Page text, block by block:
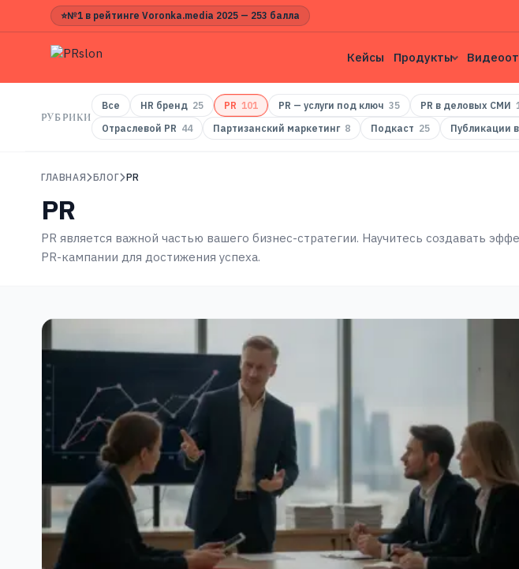
⭐№1 в рейтинге Voronka.media 2025 — 253 балла
Кейсы Продукты
РУБРИКИ
Все HR бренд 25 PR 101 PR — услуги под ключ 35 PR в деловых СМИ
Отраслевой PR 44 Партизанский маркетинг 8 Подкаст 25 Публикации
ГЛАВНАЯ БЛОГ PR
PR
PR является важной частью вашего бизнес-стратегии. Научитесь создавать
PR-кампании для достижения успеха.